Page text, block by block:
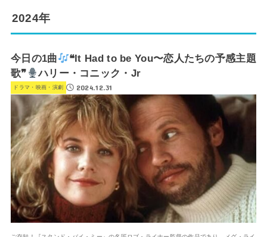
2024年
今日の1曲
❝It Had to be You〜恋人たちの予感主題
歌❞
ハリー・コニック・Jr
ドラマ・映画・演劇 2024.12.31